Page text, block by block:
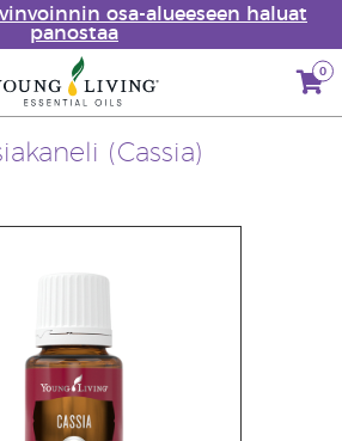
osa-alueeseen haluat
panostaa
0
(Cassia)